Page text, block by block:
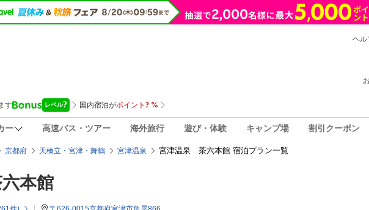
ヘル
ー 高速バス・ツアー 海外旅行 遊び・体験 キャンプ場 割引クーポン
京都府 天橋立・宮津・舞鶴 宮津温泉 宮津温泉 茶六本館 宿泊プラン一覧
本館